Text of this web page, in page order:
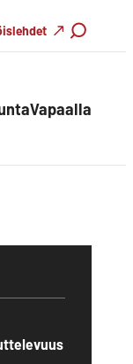
Haku
Vapaalla